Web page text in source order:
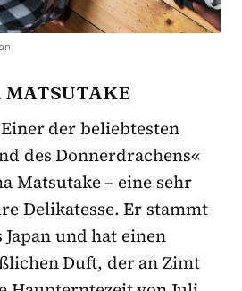
Einer der beliebtesten
des Donnerdrachens«
Matsutake – eine sehr
Delikatesse. Er stammt
und hat einen
Duft, der an Zimt